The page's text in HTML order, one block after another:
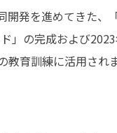
発を進めてきた、
」の完成および
育訓練に活用されま